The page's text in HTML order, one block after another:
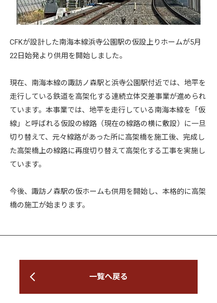
CFKが設計した南海本線浜寺公園駅の仮設上りホームが5月
22日始発より供用を開始しました。
現在、南海本線の諏訪ノ森駅と浜寺公園駅付近では、地平を
走行している鉄道を高架化する連続立体交差事業が進められ
ています。本事業では、地平を走行している南海本線を「仮
線」と呼ばれる仮設の線路（現在の線路の横に敷設）に一旦
切り替えて、元々線路があった所に高架橋を施工後、完成し
た高架橋上の線路に再度切り替えて高架化する工事を実施し
ています。
今後、諏訪ノ森駅の仮ホームも供用を開始し、本格的に高架
橋の施工が始まります。
一覧へ戻る